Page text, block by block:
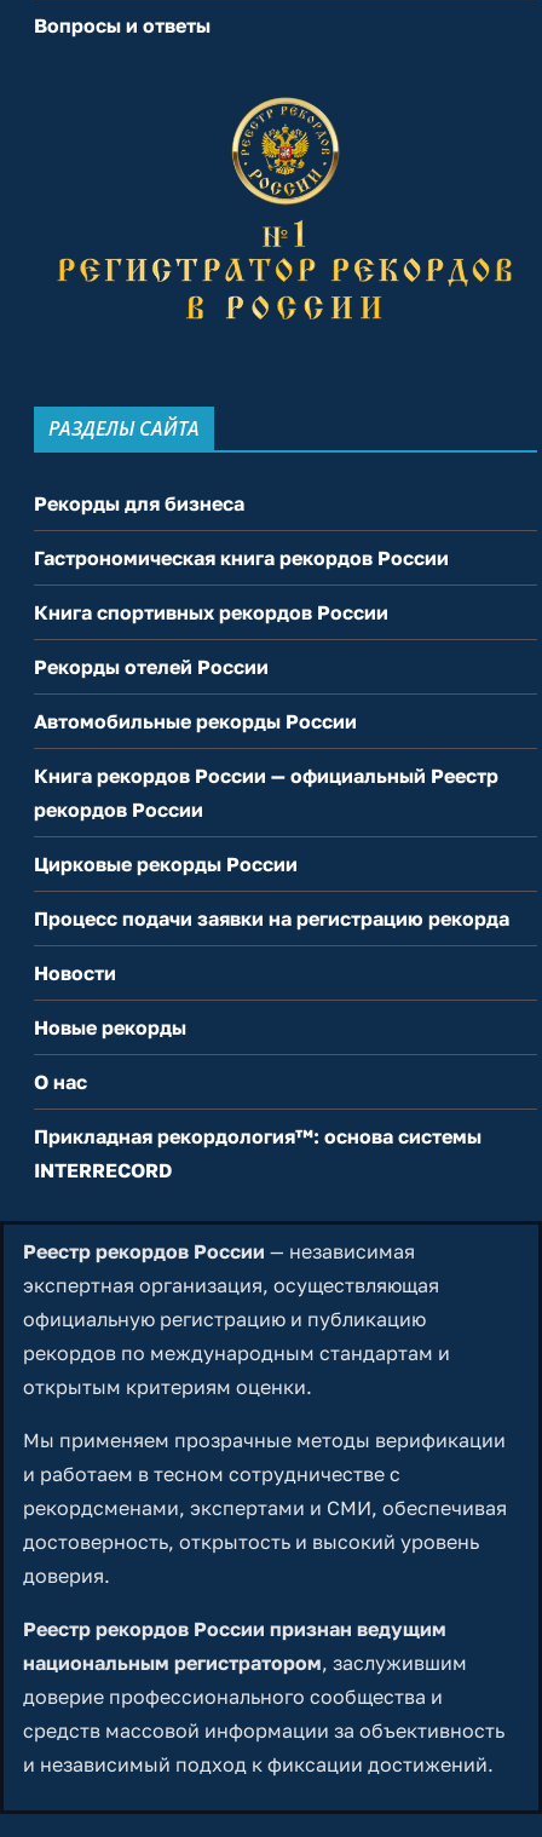
Вопросы и ответы
РАЗДЕЛЫ САЙТА
Рекорды для бизнеса
Гастрономическая книга рекордов России
Книга спортивных рекордов России
Рекорды отелей России
Автомобильные рекорды России
Книга рекордов России — официальный Реестр
рекордов России
Цирковые рекорды России
Процесс подачи заявки на регистрацию рекорда
Новости
Новые рекорды
О нас
Прикладная рекордология™: основа системы
INTERRECORD
Реестр рекордов России — независимая
экспертная организация, осуществляющая
официальную регистрацию и публикацию
рекордов по международным стандартам и
открытым критериям оценки.
Мы применяем прозрачные методы верификации
и работаем в тесном сотрудничестве с
рекордсменами, экспертами и СМИ, обеспечивая
достоверность, открытость и высокий уровень
доверия.
Реестр рекордов России признан ведущим
национальным регистратором, заслужившим
доверие профессионального сообщества и
средств массовой информации за объективность
и независимый подход к фиксации достижений.